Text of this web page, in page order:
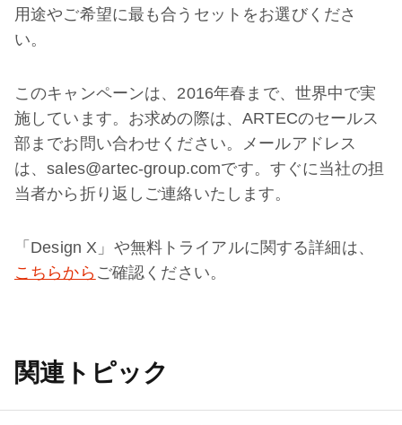
用途やご希望に最も合うセットをお選びくださ
い。
このキャンペーンは、2016年春まで、世界中で実
施しています。お求めの際は、ARTECのセールス
部までお問い合わせください。メールアドレス
は、sales@artec-group.comです。すぐに当社の担
当者から折り返しご連絡いたします。
「Design X」や無料トライアルに関する詳細は、
こちらから ご確認ください。
関連トピック